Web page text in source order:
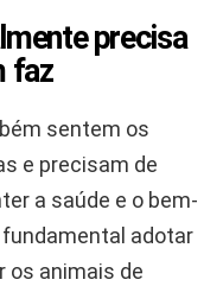
precisa
faz
sentem os
e precisam de
a saúde e o bem-
fundamental adotar
os animais de